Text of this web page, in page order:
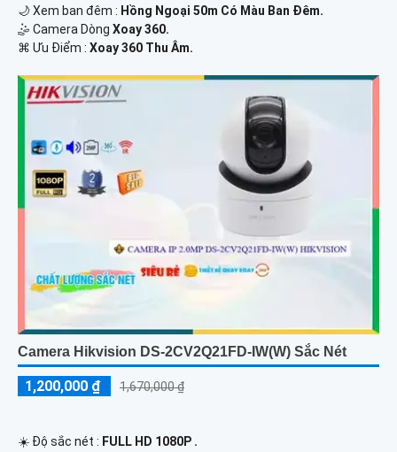
🌙 Xem ban đêm : Hồng Ngoại 50m Có Màu Ban Đêm.
🤹 Camera Dòng Xoay 360.
️⌘ Ưu Điểm : Xoay 360 Thu Âm.
Camera Hikvision DS-2CV2Q21FD-IW(W) Sắc Nét
1,200,000 ₫ 1,670,000 ₫
☀️ Độ sắc nét : FULL HD 1080P .